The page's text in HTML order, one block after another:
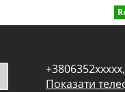
+3806352xxxxx,
Показати